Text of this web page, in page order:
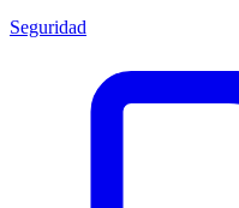
Seguridad